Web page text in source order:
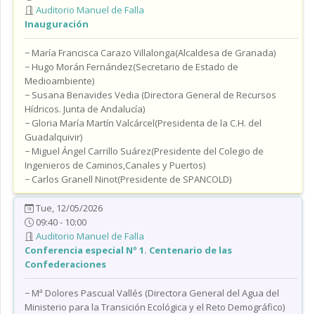
Auditorio Manuel de Falla
Inauguración
− María Francisca Carazo Villalonga(Alcaldesa de Granada)
− Hugo Morán Fernández(Secretario de Estado de
Medioambiente)
− Susana Benavides Vedia (Directora General de Recursos
Hídricos. Junta de Andalucía)
− Gloria María Martín Valcárcel(Presidenta de la C.H. del
Guadalquivir)
− Miguel Ángel Carrillo Suárez(Presidente del Colegio de
Ingenieros de Caminos,Canales y Puertos)
− Carlos Granell Ninot(Presidente de SPANCOLD)
Tue, 12/05/2026
09:40 - 10:00
Auditorio Manuel de Falla
Conferencia especial Nº 1. Centenario de las
Confederaciones
− Mª Dolores Pascual Vallés (Directora General del Agua del
Ministerio para la Transición Ecológica y el Reto Demográfico)